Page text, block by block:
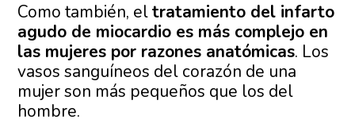
Como también, eltratamiento del infarto
agudo de miocardio es más complejo en
las mujeres por razones anatómicas. Los
vasos sanguíneos del corazón de una
mujer son más pequeños que los del
hombre.